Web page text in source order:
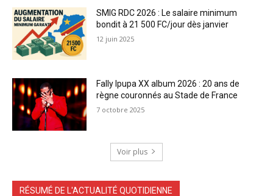
SMIG RDC 2026 : Le salaire minimum
bondit à 21 500 FC/jour dès janvier
12 juin 2025
Fally Ipupa XX album 2026 : 20 ans de
règne couronnés au Stade de France
7 octobre 2025
Voir plus
RÉSUMÉ DE L'ACTUALITÉ QUOTIDIENNE